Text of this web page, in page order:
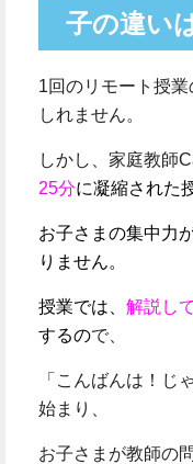
子の違い
1回のリモート授
しれません。
しかし、家庭教師
25分に凝縮された
お子さまの集中力
りません。
授業では、解説し
するので、
「こんばんは！じ
始まり、
お子さまが教師の